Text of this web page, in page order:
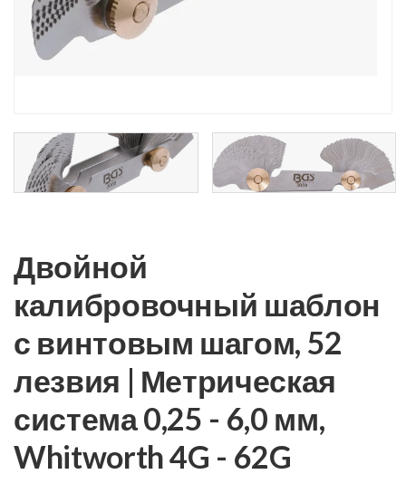
Двойной
калибровочный шаблон
с винтовым шагом, 52
лезвия | Метрическая
система 0,25 - 6,0 мм,
Whitworth 4G - 62G